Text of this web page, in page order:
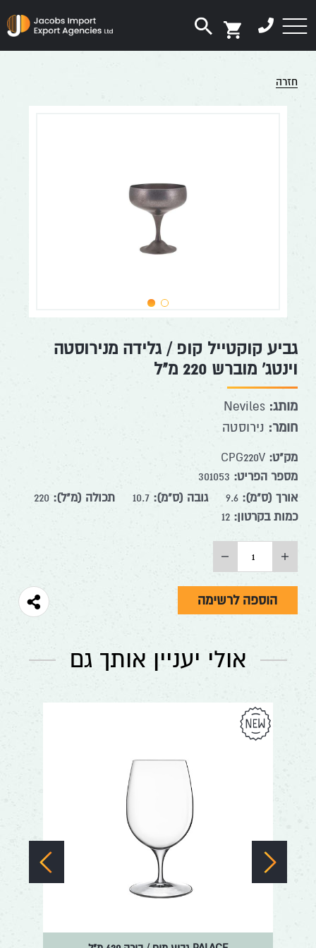
פתיחת
חזרה
גביע קוקטייל קופ / גלידה מנירוסטה
וינטג' מוברש 220 מ"ל
מותג:Neviles
חומר: נירוסטה
מק"ט:CPG220V
מספר הפריט: 301053
אורך (ס"מ):9.6 גובה (ס"מ):10.7 תכולה (מ"ל):220
כמות בקרטון:12
הוסף
מוצר
החסר
מוצר
הוספה לרשימה
אולי יעניין אותך גם
עבור
לתמונה
הקודמת
עבור
לתמונה
הבאה